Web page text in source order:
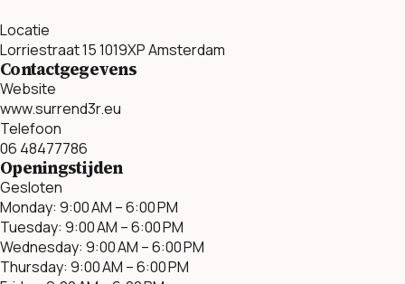
Locatie
Lorriestraat 15 1019XP Amsterdam
Contactgegevens
Website
www.surrend3r.eu
Telefoon
06 48477786
Openingstijden
Gesloten
Monday: 9:00 AM – 6:00 PM
Tuesday: 9:00 AM – 6:00 PM
Wednesday: 9:00 AM – 6:00 PM
Thursday: 9:00 AM – 6:00 PM